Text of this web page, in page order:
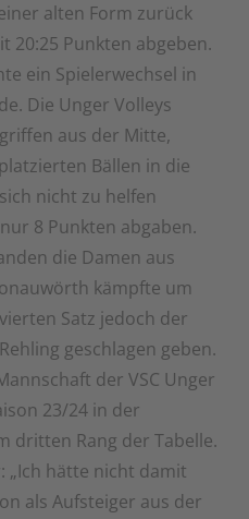
alten Form zurück
20:25 Punkten abgeben.
ein Spielerwechsel in
Die Unger Volleys
aus der Mitte,
Bällen in die
nicht zu helfen
8 Punkten abgaben.
die Damen aus
kämpfte um
Satz jedoch der
geschlagen geben.
der VSC Unger
23/24 in der
dritten Rang der Tabelle.
„Ich hätte nicht damit
als Aufsteiger aus der